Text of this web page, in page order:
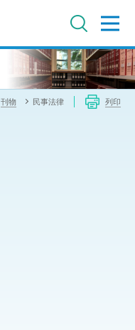
刊物 民事法律 列印